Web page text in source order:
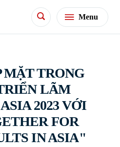
Menu
MẶT TRONG
LÃM
2023 VỚI
FOR
IN ASIA"